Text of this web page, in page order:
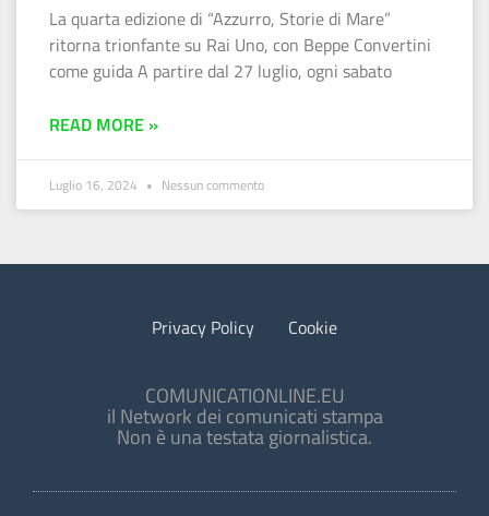
La quarta edizione di “Azzurro, Storie di Mare”
ritorna trionfante su Rai Uno, con Beppe Convertini
come guida A partire dal 27 luglio, ogni sabato
READ MORE »
Luglio 16, 2024 Nessun commento
Privacy Policy Cookie
COMUNICATIONLINE.EU
il Network dei comunicati stampa
Non è una testata giornalistica.